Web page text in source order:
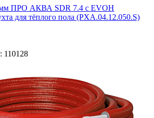
ПРО АКВА SDR 7.4 с EVOH
для тёплого пола (PXA.04.12.050.S)
110128